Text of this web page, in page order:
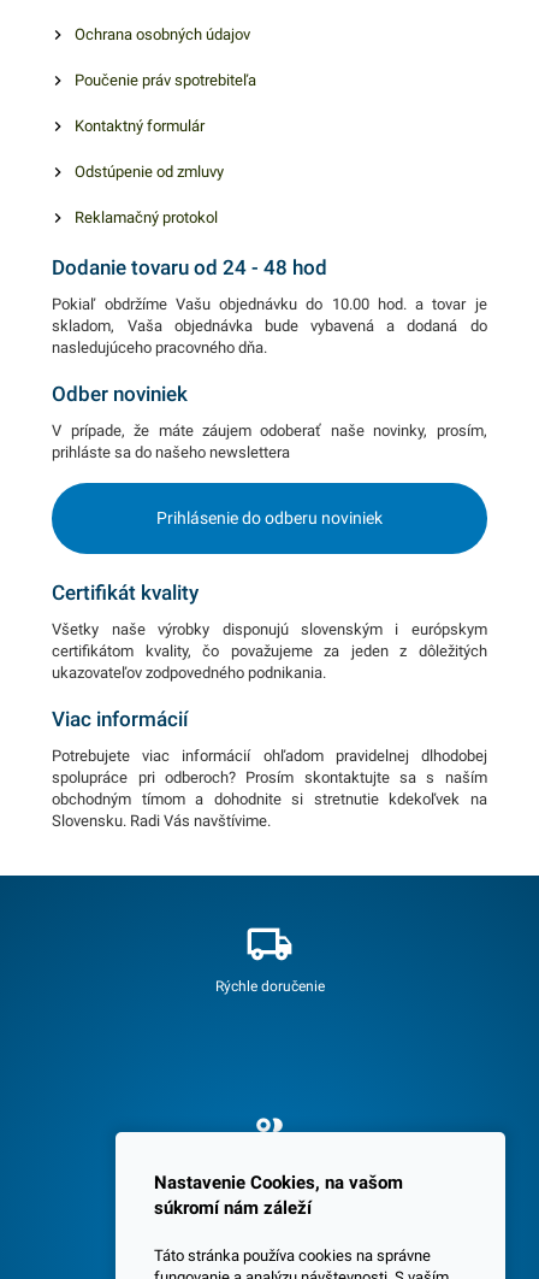
nájdete ďalšie podobné
mikrónov.
Ochrana osobných údajov
Poučenie práv spotrebiteľa
Kontaktný formulár
Odstúpenie od zmluvy
Reklamačný protokol
Dodanie tovaru od 24 - 48 hod
Pokiaľ obdržíme Vašu objednávku do 10.00 hod. a tovar je
skladom, Vaša objednávka bude vybavená a dodaná do
nasledujúceho pracovného dňa.
Odber noviniek
V prípade, že máte záujem odoberať naše novinky, prosím,
prihláste sa do našeho newslettera
Prihlásenie do odberu noviniek
Certifikát kvality
Všetky naše výrobky disponujú slovenským i európskym
certifikátom kvality, čo považujeme za jeden z dôležitých
ukazovateľov zodpovedného podnikania.
Viac informácií
Potrebujete viac informácií ohľadom pravidelnej dlhodobej
spolupráce pri odberoch? Prosím skontaktujte sa s naším
obchodným tímom a dohodnite si stretnutie kdekoľvek na
Slovensku. Radi Vás navštívime.
Rýchle doručenie
Spokojných 3600 zákazníkov
Nastavenie Cookies, na vašom
súkromí nám záleží
Táto stránka používa cookies na správne